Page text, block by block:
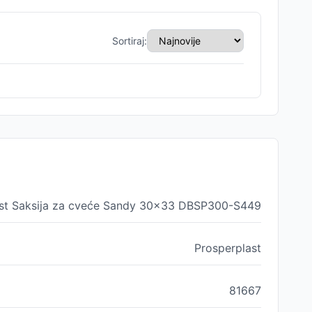
Sortiraj:
Saksija za cveće Sandy 30x33 DBSP300-S449
Prosperplast
81667